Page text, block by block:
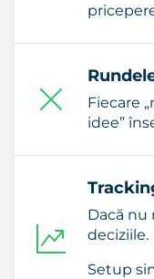
Fiecare
idee”
Dacă nu
deciziile.
Setup